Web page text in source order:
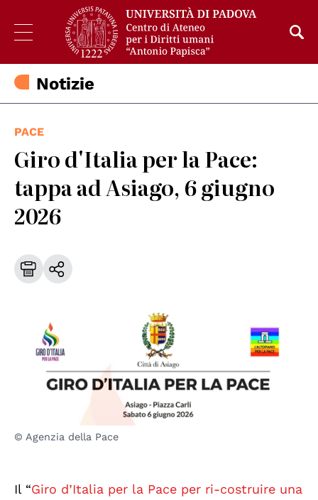
Notizie
PACE
Giro d'Italia per la Pace:
tappa ad Asiago, 6 giugno
2026
© Agenzia della Pace
Il “Giro d’Italia per la Pace per ri-costruire una